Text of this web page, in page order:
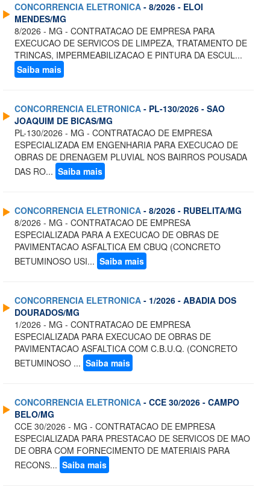
CONCORRENCIA ELETRONICA - 8/2026 - ELOI
MENDES/MG
8/2026 - MG - CONTRATACAO DE EMPRESA PARA
EXECUCAO DE SERVICOS DE LIMPEZA, TRATAMENTO DE
TRINCAS, IMPERMEABILIZACAO E PINTURA DA ESCUL...
Saiba mais
CONCORRENCIA ELETRONICA - PL-130/2026 - SAO
JOAQUIM DE BICAS/MG
PL-130/2026 - MG - CONTRATACAO DE EMPRESA
ESPECIALIZADA EM ENGENHARIA PARA EXECUCAO DE
OBRAS DE DRENAGEM PLUVIAL NOS BAIRROS POUSADA
DAS RO... Saiba mais
CONCORRENCIA ELETRONICA - 8/2026 - RUBELITA/MG
8/2026 - MG - CONTRATACAO DE EMPRESA
ESPECIALIZADA PARA A EXECUCAO DE OBRAS DE
PAVIMENTACAO ASFALTICA EM CBUQ (CONCRETO
BETUMINOSO USI... Saiba mais
CONCORRENCIA ELETRONICA - 1/2026 - ABADIA DOS
DOURADOS/MG
1/2026 - MG - CONTRATACAO DE EMPRESA
ESPECIALIZADA PARA EXECUCAO DE OBRAS DE
PAVIMENTACAO ASFALTICA COM C.B.U.Q. (CONCRETO
BETUMINOSO ... Saiba mais
CONCORRENCIA ELETRONICA - CCE 30/2026 - CAMPO
BELO/MG
CCE 30/2026 - MG - CONTRATACAO DE EMPRESA
ESPECIALIZADA PARA PRESTACAO DE SERVICOS DE MAO
DE OBRA COM FORNECIMENTO DE MATERIAIS PARA
RECONS... Saiba mais